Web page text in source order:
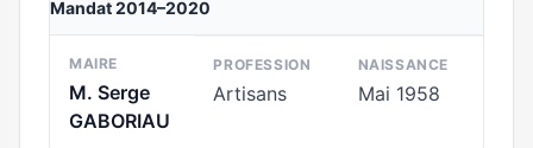
Mandat 2014–2020
MAIRE
M. Serge
GABORIAU
PROFESSION
Artisans
NAISSANCE
Mai 1958